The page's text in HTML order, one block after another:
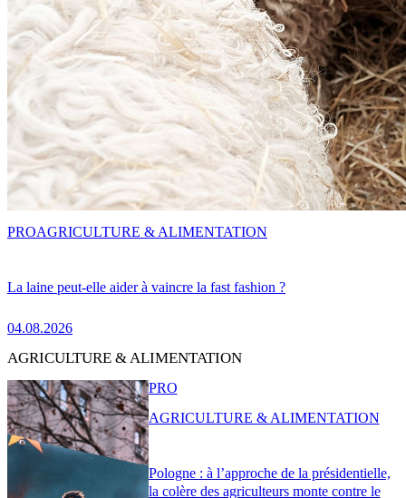
La laine peut-elle aider à vaincre la fast fashion ?
04.08.2026
PROAGRICULTURE & ALIMENTATION
AGRICULTURE & ALIMENTATION
Pologne : à l’approche de la présidentielle,
la colère des agriculteurs monte contre le
PRO
AGRICULTURE & ALIMENTATION